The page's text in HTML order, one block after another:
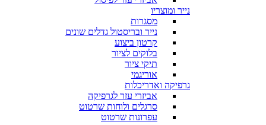
נייר ומוצריו
מסגרות
נייר ובריסטול גדלים שונים
קרטון ביצוע
בלוקים לציור
תיקי ציור
אוריגמי
גרפיקה ואדריכלות
אביזרי עזר לגרפיקה
סרגלים ולוחות שרטוט
עפרונות שרטוט